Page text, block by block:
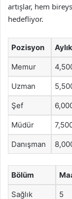
artışlar, hem
hedefliyor.
Pozisyon
Memur
Uzman
Şef
Müdür
Danışman
Bölüm
Sağlık 5